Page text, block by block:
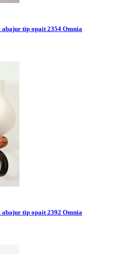
abajur tip opait 2354 Omnia
abajur tip opait 2392 Omnia